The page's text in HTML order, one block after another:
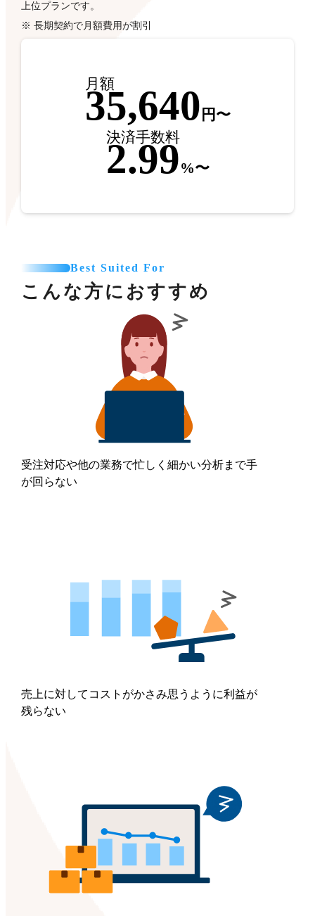
上位プランです。
※ 長期契約で月額費用が割引
月額
35,640 円〜
決済手数料
2.99%〜
Best Suited For
こんな方におすすめ
受注対応や他の業務で忙しく細かい分析まで手
が回らない
売上に対してコストがかさみ思うように利益が
残らない